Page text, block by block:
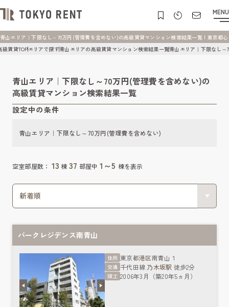
MENU
青山エリア｜下限なし～70万円(管理費を含めない)の高級賃貸マンション検索結果一覧 | 東京都
級賃貸TOPエリアで探す青山エリアの高級賃貸マンション検索結果一覧青山エリア｜下限なし
青山エリア｜下限なし～70万円(管理費を含めない)の
高級賃貸マンション検索結果一覧
設定中の条件
空室部屋数： 13 棟 37 部屋中 1～5 棟を表示
青山エリア｜下限なし～70万円(管理費を含めない)
パークレジデンス南青山
住所 東京都港区南青山１
交通 千代田線 乃木坂駅 徒歩2分
竣工 2006年3月（築20年5ヵ月）